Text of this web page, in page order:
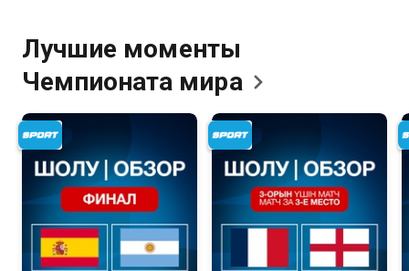
Лучшие моменты
Чемпионата мира